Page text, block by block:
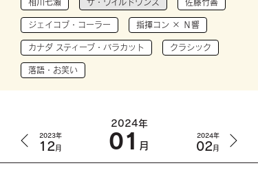
相川七瀬 ザ・ワイルドワンズ 佐藤竹善
ジェイコブ・コーラー 指揮コン × Ｎ響
カナダ スティーブ・バラカット クラシック
落語・お笑い
2023年
12月
2024年
01 月
2024年
02月